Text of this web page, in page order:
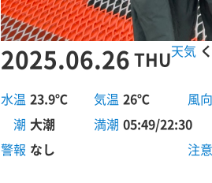
2025.06.26THU
水温 23.9℃ 気温 26℃
風向
潮 大潮 満潮 05:49/22:30
警報 なし 注